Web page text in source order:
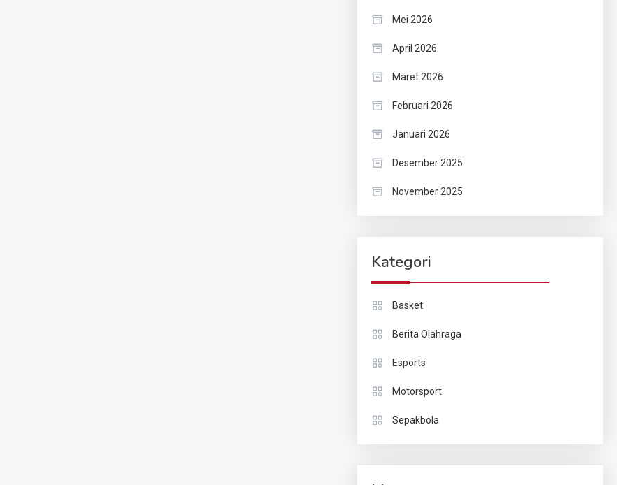
Mei 2026
April 2026
Maret 2026
Februari 2026
Januari 2026
Desember 2025
November 2025
Kategori
Basket
Berita Olahraga
Esports
Motorsport
Sepakbola